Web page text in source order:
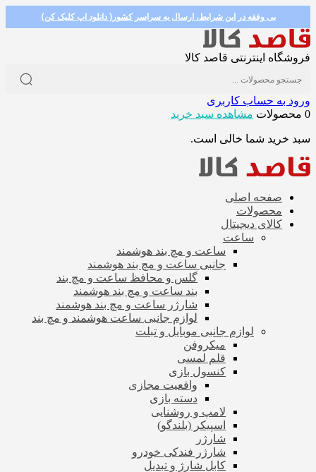
بی وفقه در این شرایط، ارسال به سراسر کشور( دانلود اپ کلیک کن)
فروشگاه اینترنتی قاصد کالا
ورود به حساب کاربری
0 محصولات
مشاهده سبد خرید
سبد خرید شما خالی است.
صفحه اصلی
محصولات
کالای دیجیتال
ساعت
ساعت و مچ بند هوشمند
جانبی ساعت و مچ بند هوشمند
گلس و محافظ ساعت و مچ بند
بند ساعت و مچ بند هوشمند
شارژر ساعت و مچ بند هوشمند
لوازم جانبی ساعت هوشمند و مچ بند
لوازم جانبی موبایل و تبلت
میکروفن
قلم لمسی
کنسول بازی
واقعیت مجازی
دسته بازی
لامپ و روشنایی
اسپیکر (بلندگو)
شارژر
شارژر فندکی خودرو
کابل شارژ و تبدیل